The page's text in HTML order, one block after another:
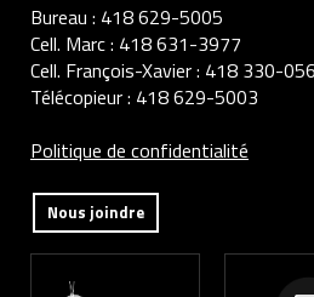
Bureau : 418 629-5005
Cell. Marc : 418 631-3977
Cell. François-Xavier : 418 330-
Télécopieur : 418 629-5003
Politique de confidentialité
Nous joindre